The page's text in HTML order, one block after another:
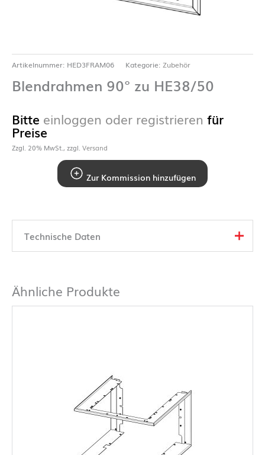
Artikelnummer: HED3FRAM06 Kategorie: Zubehör
Blendrahmen 90° zu HE38/50
Bitte einloggen oder registrieren für
Preise
Zzgl. 20% MwSt., zzgl. Versand
Zur Kommission hinzufügen
Technische Daten
Ähnliche Produkte